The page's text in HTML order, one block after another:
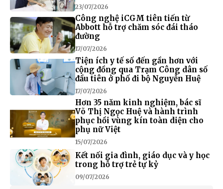
23/07/2026
Công nghệ iCGM tiên tiến từ
Abbott hỗ trợ chăm sóc đái tháo
đường
17/07/2026
Tiện ích y tế số đến gần hơn với
cộng đồng qua Trạm Công dân số
đầu tiên ở phố đi bộ Nguyễn Huệ
17/07/2026
Hơn 35 năm kinh nghiệm, bác sĩ
Võ Thị Ngọc Huệ và hành trình
phục hồi vùng kín toàn diện cho
phụ nữ Việt
15/07/2026
Kết nối gia đình, giáo dục và y học
trong hỗ trợ trẻ tự kỷ
09/07/2026